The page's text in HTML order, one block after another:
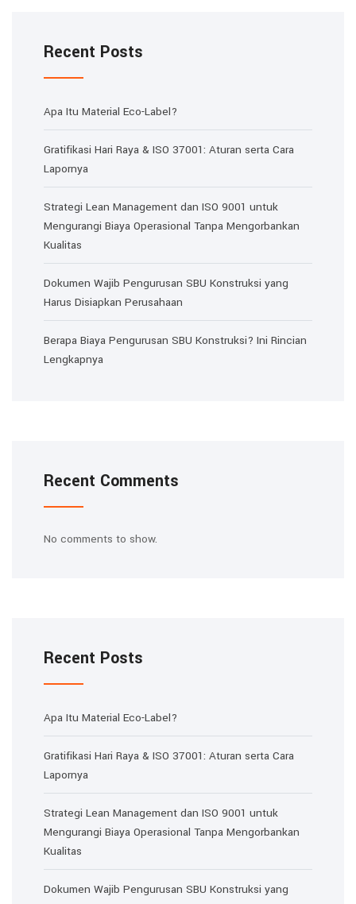
Recent Posts
Apa Itu Material Eco-Label?
Gratifikasi Hari Raya & ISO 37001: Aturan serta Cara
Lapornya
Strategi Lean Management dan ISO 9001 untuk
Mengurangi Biaya Operasional Tanpa Mengorbankan
Kualitas
Dokumen Wajib Pengurusan SBU Konstruksi yang
Harus Disiapkan Perusahaan
Berapa Biaya Pengurusan SBU Konstruksi? Ini Rincian
Lengkapnya
Recent Comments
No comments to show.
Recent Posts
Apa Itu Material Eco-Label?
Gratifikasi Hari Raya & ISO 37001: Aturan serta Cara
Lapornya
Strategi Lean Management dan ISO 9001 untuk
Mengurangi Biaya Operasional Tanpa Mengorbankan
Kualitas
Dokumen Wajib Pengurusan SBU Konstruksi yang